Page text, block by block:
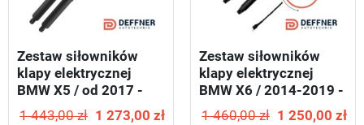
Zestaw siłowników
klapy elektrycznej
BMW X5 / od 2017 -
DEFFNER T48
1 443,00 zł 1 273,00 zł
Zestaw siłowników
klapy elektrycznej
BMW X6 / 2014-2019 -
DEFFNER S18
1 460,00 zł 1 250,00 zł